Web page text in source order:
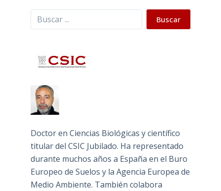
Buscar Buscar
Doctor en Ciencias Biológicas y científico
titular del CSIC Jubilado. Ha representado
durante muchos años a España en el Buro
Europeo de Suelos y la Agencia Europea de
Medio Ambiente. También colabora